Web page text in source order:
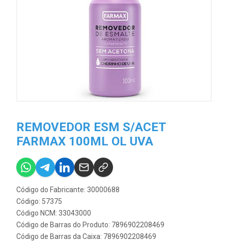
REMOVEDOR ESM S/ACET
FARMAX 100ML OL UVA
Código do Fabricante: 30000688
Código: 57375
Código NCM: 33043000
Código de Barras do Produto: 7896902208469
Código de Barras da Caixa: 7896902208469